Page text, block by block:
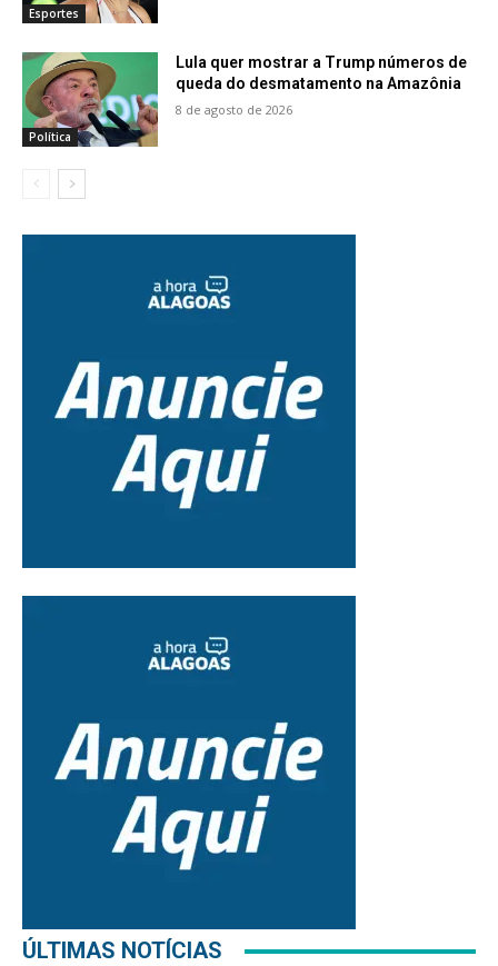
Esportes
Política
Lula quer mostrar a Trump números de
queda do desmatamento na Amazônia
8 de agosto de 2026
ÚLTIMAS NOTÍCIAS